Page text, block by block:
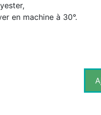
en machine à 30°.